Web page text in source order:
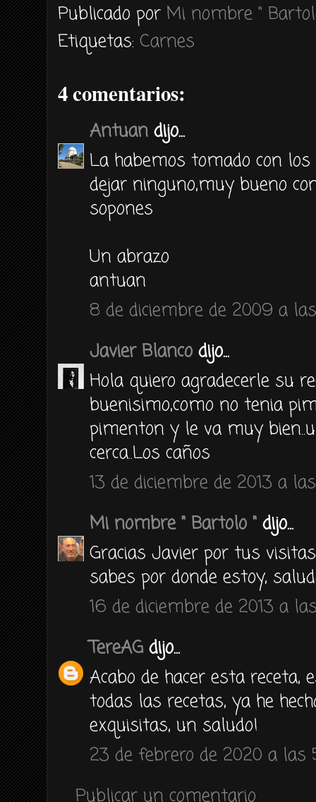
Publicado por Mi nombre "
Etiquetas: Carnes
4 comentarios:
Antuan dijo...
La habemos tomado con
dejar ninguno,muy bueno
sopones
Un abrazo
antuan
8 de diciembre de 2009 a las
Javier Blanco dijo...
Hola quiero agradecerle su
buenisimo,como no tenia
pimenton y le va muy
cerca..Los caños
13 de diciembre de 2013 a
Mi nombre " Bartolo " dijo...
Gracias Javier por tus
sabes por donde estoy,
16 de diciembre de 2013 a
TereAG dijo...
Acabo de hacer esta receta,
todas las recetas, ya he
exquisitas, un saludo!
23 de febrero de 2020 a las
Publicar un comentario